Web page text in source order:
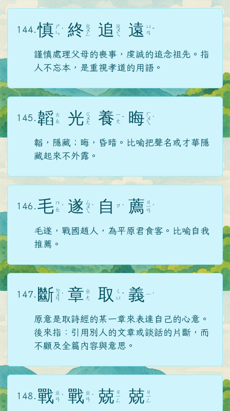
144. 慎 ㄕ
ㄣ ˋ 終 ㄓ
ㄨ
ㄥ 追 ㄓ
ㄨ
ㄟ 遠 ㄩ
ㄢ ˇ
謹慎處理父母的喪事，虔誠的追念祖先。指
人不忘本，是重視孝道的用語。
145. 韜 ㄊ
ㄠ
光 ㄍ
ㄨ
ㄤ 養 ㄧ
ㄤ ˇ 晦 ㄏ
ㄨ
ㄟ
ˋ
韜，隱藏；晦，昏暗。比喻把聲名或才華隱
藏起來不外露。
146. 毛 ㄇ
ㄠ ˊ 遂 ㄙ
ㄨ
ㄟ
ˋ 自 ㄗ ˋ 薦 ㄐ
ㄧ
ㄢ
ˋ
毛遂，戰國趙人，為平原君食客。比喻自我
推薦。
147. 斷 ㄉ
ㄨ
ㄢ
ˋ 章 ㄓ
ㄤ
取
ㄑ
ㄩ ˇ 義 ㄧ ˋ
原意是取詩經的某一章來表達自己的心意。
後來指：引用別人的文章或談話的片斷，而
不顧及全篇內容與意思。
148. 戰 ㄓ
ㄢ ˋ 戰 ㄓ
ㄢ ˋ 兢 ㄐ
ㄧ
ㄥ 兢 ㄐ
ㄧ
ㄥ